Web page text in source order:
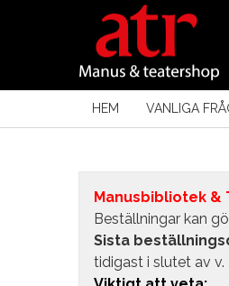
HEM VANLIGA
Manusbibliotek &
Beställningar kan
Sista
tidigast i slutet av v.